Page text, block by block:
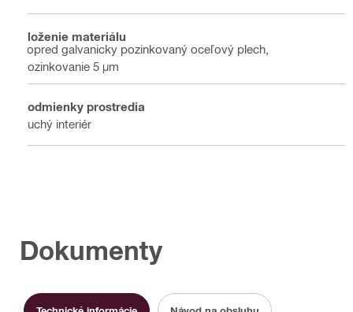
Zloženie materiálu
Vopred galvanicky pozinkovaný oceľový plech,
Pozinkovanie 5 µm
Podmienky prostredia
Suchý interiér
Dokumenty